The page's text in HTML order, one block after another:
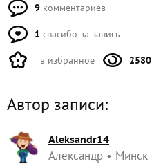
9 комментариев
1 спасибо за запись
в избранное 2580
Автор записи:
Aleksandr14
Александр Минск